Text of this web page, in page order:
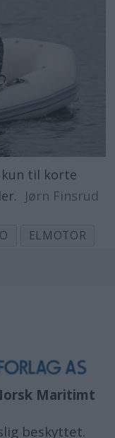
kun til korte
Jørn Finsrud
ELMOTOR
Maritimt
beskyttet.